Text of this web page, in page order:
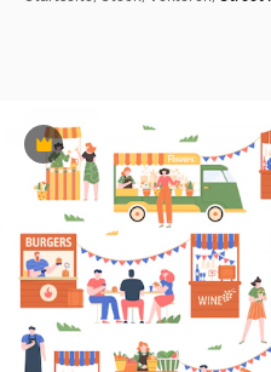
Premium